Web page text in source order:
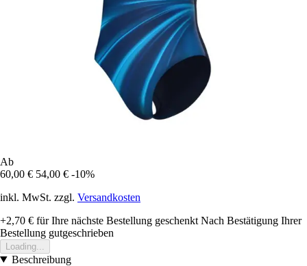
Ab
60,00 € 54,00 € -10%
inkl. MwSt. zzgl. Versandkosten
+2,70 € für Ihre nächste Bestellung geschenkt Nach Bestätigung Ihrer
Bestellung gutgeschrieben
Loading...
Beschreibung